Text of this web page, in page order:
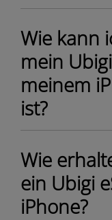
Wie kann
mein
meinem
ist?
Wie
ein Ubigi
iPhone?